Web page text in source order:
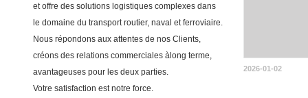
et offre des solutions logistiques complexes dans
le domaine du transport routier, naval et ferroviaire.
Nous répondons aux attentes de nos Clients,
créons des relations commerciales àlong terme,
avantageuses pour les deux parties.
Votre satisfaction est notre force.
2026-01-02